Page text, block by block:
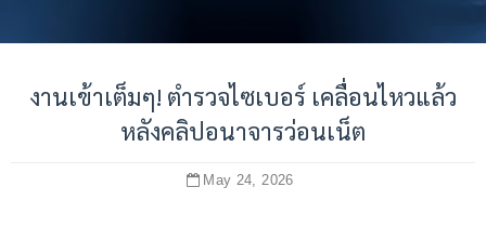
งานเข้าเต็มๆ! ตำรวจไซเบอร์ เคลื่อนไหวแล้ว
หลังคลิปอนาจารว่อนเน็ต
May 24, 2026